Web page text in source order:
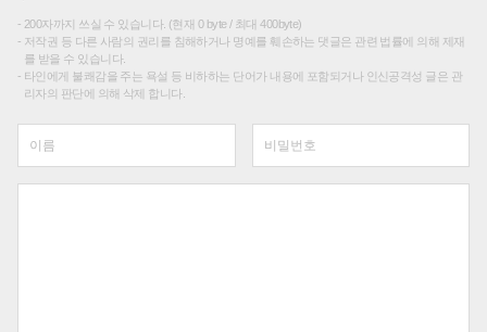
200자까지 쓰실 수 있습니다. (현재 0 byte / 최대 400byte)
저작권 등 다른 사람의 권리를 침해하거나 명예를 훼손하는 댓글은 관련 법률에 의해 제재
를 받을 수 있습니다.
타인에게 불쾌감을 주는 욕설 등 비하하는 단어가 내용에 포함되거나 인신공격성 글은 관
리자의 판단에 의해 삭제 합니다.